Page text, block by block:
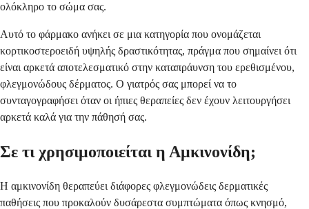
ολόκληρο το σώμα σας.
Αυτό το φάρμακο ανήκει σε μια κατηγορία που ονομάζεται
κορτικοστεροειδή υψηλής δραστικότητας, πράγμα που σημαίνει ότι
είναι αρκετά αποτελεσματικό στην καταπράυνση του ερεθισμένου,
φλεγμονώδους δέρματος. Ο γιατρός σας μπορεί να το
συνταγογραφήσει όταν οι ήπιες θεραπείες δεν έχουν λειτουργήσει
αρκετά καλά για την πάθησή σας.
Σε τι χρησιμοποιείται η Αμκινονίδη;
Η αμκινονίδη θεραπεύει διάφορες φλεγμονώδεις δερματικές
παθήσεις που προκαλούν δυσάρεστα συμπτώματα όπως κνησμό,